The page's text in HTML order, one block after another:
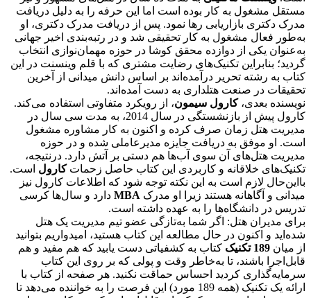
مستقل مشغول به کار بوده است اما این حرفه را به دلیل دریافت
مدرک دکتری بازاریابی رها نمود. پس از دریافت مدرک دکتری، او
به‌طور فعال مشغول به کار تحقیقی شد و در رتبه‌بندی اخیر جهانی
به‌عنوان یکی از دوازده محقق کوشا در حوزه مهمان‌نوازی انتخاب
گردید؛ بنابراین تکنیک‌های رضایت مشتری که با قلم وینسنت در این
کتاب به رشته تحریر درآمده‌اند بر اساس دانش میدانی از آخرین
تحقیقات در صنعت هتلداری به دست آمده‌اند.
نویسنده بعدی،کارول سیمون، از رویکرد متفاوتی استفاده می‌کند.
کارول پیش از بازنشستگی در سال 2014، به مدت سی سال در
مدیریت هتل زمان صرف کرده و اکنون به کار مشاوره مشغول
است. او موفق به دریافت جایزه مدیرعاملی شده و در حوزه
مدیریت هتل‌های آن سوی آب‌ها هم دستی بر آتش دارد. درنتیجه،
تکنیک‌های خلاقانه و کاربردی این کتاب حاصل زحماتکارول است.
بااین‌حال لازم است به این نکته توجه شود که اطلاعات کارول نیز
میدانی و آگاهانه هستند زیرا او مدرک MBA دارد و سال‌ها کرسی
تدریس در دانشگاه‌ها را به عهده داشته است.
برای مدیران هتل: اگر شما به‌تازگی عضو تیم مدیریت یک هتل
شده‌اید و اکنون در حال مطالعه این کتاب هستید، امیدواریم بتوانید
از میان
کتاب به کشفیاتی دست یابید که هم مفید و هم
قابل‌اجرا باشند، تا به‌خاطر وقت و پولی که بر روی این کتاب
سرمایه‌گذاری کردید احساس حماقت نکنید. هر صفحه از کتاب با
ارائه یک تکنیک (همه 189 مورد) این فرصت را به خواننده می‌دهد تا